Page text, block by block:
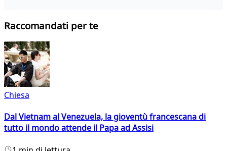
Raccomandati per te
Chiesa
Dal Vietnam al Venezuela, la gioventù francescana di
tutto il mondo attende il Papa ad Assisi